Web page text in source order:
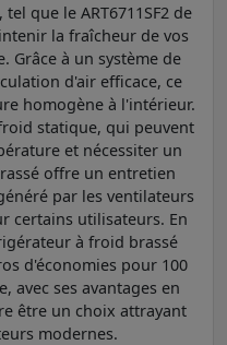
que le ART6711SF2 de
la fraîcheur de vos
Grâce à un système de
d'air efficace, ce
homogène à l'intérieur.
statique, qui peuvent
et nécessiter un
offre un entretien
par les ventilateurs
certains utilisateurs. En
à froid brassé
d'économies pour 100
avec ses avantages en
être un choix attrayant
modernes.